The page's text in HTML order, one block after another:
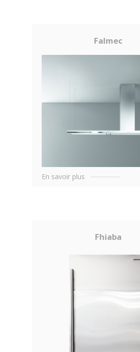
Falmec
En savoir plus
Fhiaba